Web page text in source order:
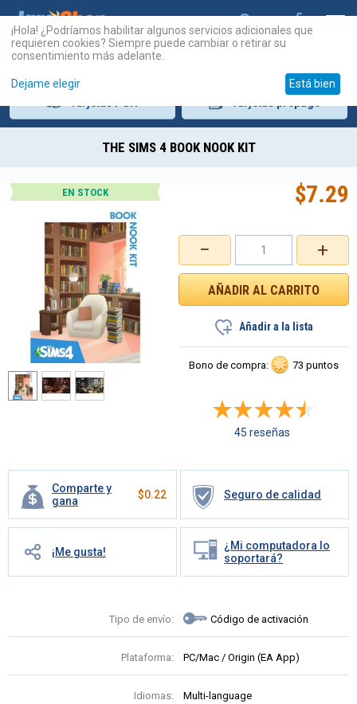
THE SIMS 4 BOOK NOOK KIT
EN STOCK
Comparte y
gana
$0.22 Seguro de calidad
¡Me gusta!
¿Mi computadora lo
soportará?
Tipo de envío: Código de activación
Plataforma: PC/Mac / Origin (EA App)
Idiomas: Multi-language
+
−
$7.29
Añadir a la lista
Bono de compra: 73 puntos
45 reseñas
¡Hola! ¿Podríamos habilitar algunos servicios adicionales que
requieren cookies? Siempre puede cambiar o retirar su
consentimiento más adelante.
Dejame elegir Está bien